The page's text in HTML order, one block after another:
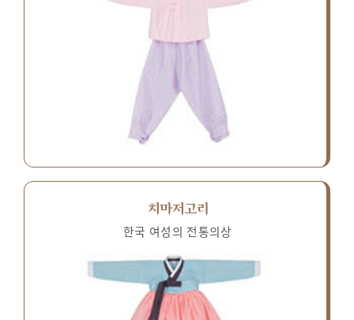
치마저고리
한국 여성의 전통의상